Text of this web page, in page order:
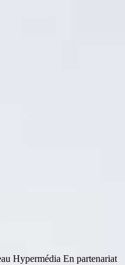
Hypermédia En partenariat